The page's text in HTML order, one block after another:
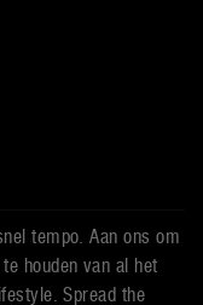
tempo. Aan ons om
houden van al het
Spread the